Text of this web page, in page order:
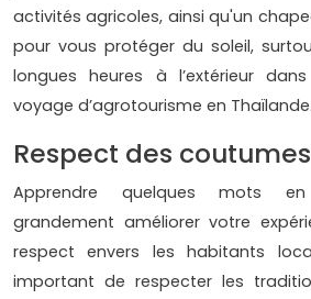
activités agricoles, ainsi qu'un
pour vous protéger du soleil,
longues heures à l’extérieur
voyage d’agrotourisme en Thaïlande.
Respect des
Apprendre quelques mots
grandement améliorer votre
respect envers les habitants
important de respecter les